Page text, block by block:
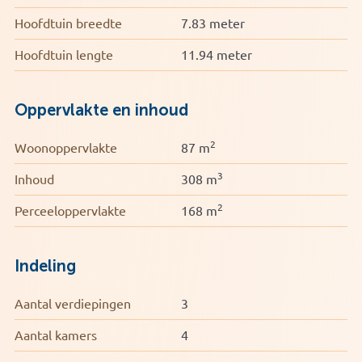
parkeervergunning.
Bijzonderheden
• Bouwjaar 2003
• Perceeloppervlakte 168 m²
• Achtertuin op het zuidwesten, bijna 12 meter diep
• Overkapping en ruime vrijstaande berging
• Twee airconditioningsystemen op de eerste verdieping,
geplaatst in juni 2026
• Energielabel B
Hoofdtuin breedte 7.83 meter
Hoofdtuin lengte 11.94 meter
Oppervlakte en inhoud
Woonoppervlakte 87 m2
Inhoud 308 m3
Perceeloppervlakte 168 m2
Indeling
Aantal verdiepingen 3
Aantal kamers 4